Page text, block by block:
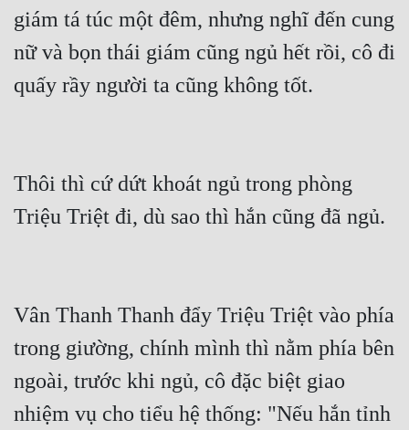
giám tá túc một đêm, nhưng nghĩ đến cung
nữ và bọn thái giám cũng ngủ hết rồi, cô đi
quấy rầy người ta cũng không tốt.
Thôi thì cứ dứt khoát ngủ trong phòng
Triệu Triệt đi, dù sao thì hắn cũng đã ngủ.
Vân Thanh Thanh đẩy Triệu Triệt vào phía
trong giường, chính mình thì nằm phía bên
ngoài, trước khi ngủ, cô đặc biệt giao
nhiệm vụ cho tiểu hệ thống: "Nếu hắn tỉnh